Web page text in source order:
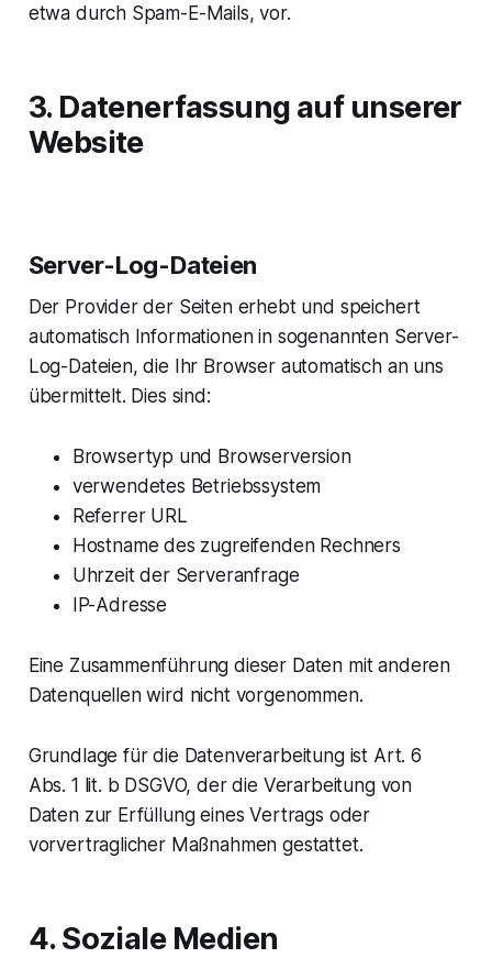
etwa durch Spam-E-Mails, vor.
3. Datenerfassung auf unserer
Website
Server-Log-Dateien
Der Provider der Seiten erhebt und speichert
automatisch Informationen in sogenannten Server-
Log-Dateien, die Ihr Browser automatisch an uns
übermittelt. Dies sind:
Browsertyp und Browserversion
verwendetes Betriebssystem
Referrer URL
Hostname des zugreifenden Rechners
Uhrzeit der Serveranfrage
IP-Adresse
Eine Zusammenführung dieser Daten mit anderen
Datenquellen wird nicht vorgenommen.
Grundlage für die Datenverarbeitung ist Art. 6
Abs. 1 lit. b DSGVO, der die Verarbeitung von
Daten zur Erfüllung eines Vertrags oder
vorvertraglicher Maßnahmen gestattet.
4. Soziale Medien